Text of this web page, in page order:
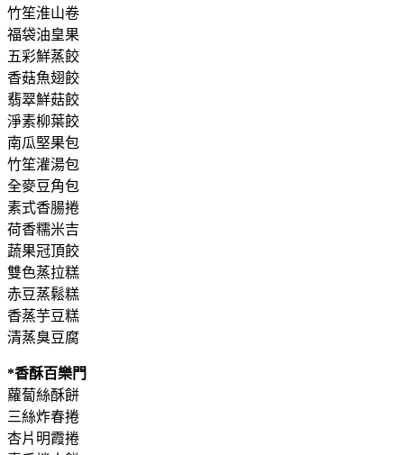
竹笙淮山卷
福袋油皇果
五彩鮮蒸餃
香菇魚翅餃
翡翠鮮菇餃
淨素柳葉餃
南瓜堅果包
竹笙灌湯包
全麥豆角包
素式香腸捲
荷香糯米吉
蔬果冠頂餃
雙色蒸拉糕
赤豆蒸鬆糕
香蒸芋豆糕
清蒸臭豆腐
*香酥百樂門
蘿蔔絲酥餅
三絲炸春捲
杏片明霞捲